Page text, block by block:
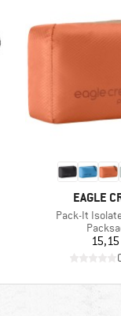
MARKE
EAGLE
Artikel
Pack-It